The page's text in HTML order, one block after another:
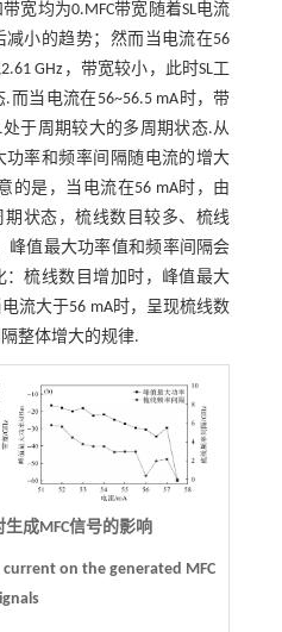
宽均为0.MFC带宽随着SL电流
小的趋势；然而当电流在56
GHz，带宽较小，此时SL工
当电流在56~56.5 mA时，带
于周期较大的多周期状态.从
功率和频率间隔随电流的增大
的是，当电流在56 mA时，由
期状态，梳线数目较多、梳线
峰值最大功率值和频率间隔会
：梳线数目增加时，峰值最大
流大于56 mA时，呈现梳线数
整体增大的规律.
生成MFC信号的影响
current on the generated MFC